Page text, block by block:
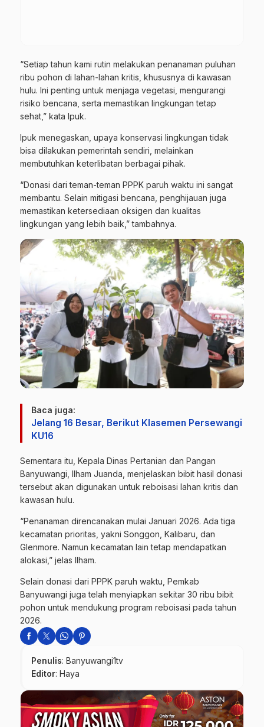
“Setiap tahun kami rutin melakukan penanaman puluhan
ribu pohon di lahan-lahan kritis, khususnya di kawasan
hulu. Ini penting untuk menjaga vegetasi, mengurangi
risiko bencana, serta memastikan lingkungan tetap
sehat,” kata Ipuk.
Ipuk menegaskan, upaya konservasi lingkungan tidak
bisa dilakukan pemerintah sendiri, melainkan
membutuhkan keterlibatan berbagai pihak.
“Donasi dari teman-teman PPPK paruh waktu ini sangat
membantu. Selain mitigasi bencana, penghijauan juga
memastikan ketersediaan oksigen dan kualitas
lingkungan yang lebih baik,” tambahnya.
Baca juga:
Jelang 16 Besar, Berikut Klasemen Persewangi
KU16
Sementara itu, Kepala Dinas Pertanian dan Pangan
Banyuwangi, Ilham Juanda, menjelaskan bibit hasil donasi
tersebut akan digunakan untuk reboisasi lahan kritis dan
kawasan hulu.
“Penanaman direncanakan mulai Januari 2026. Ada tiga
kecamatan prioritas, yakni Songgon, Kalibaru, dan
Glenmore. Namun kecamatan lain tetap mendapatkan
alokasi,” jelas Ilham.
Selain donasi dari PPPK paruh waktu, Pemkab
Banyuwangi juga telah menyiapkan sekitar 30 ribu bibit
pohon untuk mendukung program reboisasi pada tahun
2026.
Penulis: Banyuwangi1tv
Editor: Haya